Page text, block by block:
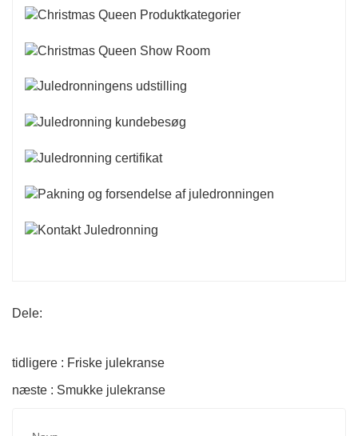
Dele:
tidligere : Friske julekranse
næste : Smukke julekranse